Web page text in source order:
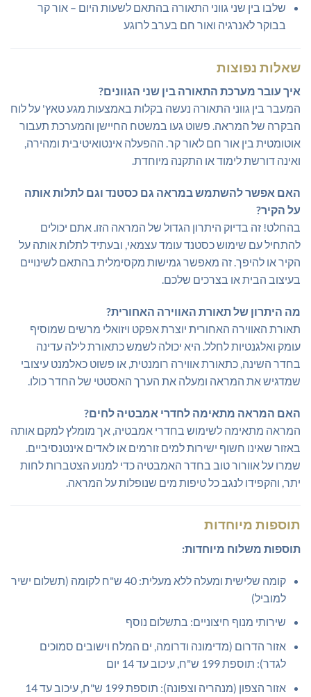
שלבו בין שני גווני התאורה בהתאם לשעות היום – אור קר
בבוקר לאנרגיה ואור חם בערב לרוגע
שאלות נפוצות
איך עובר מערכת התאורה בין שני הגוונים?
המעבר בין גווני התאורה נעשה בקלות באמצעות מגע טאץ' על לוח
הבקרה של המראה. פשוט געו במשטח החיישן והמערכת תעבור
אוטומטית בין אור חם לאור קר. ההפעלה אינטואיטיבית ומהירה,
ואינה דורשת לימוד או התקנה מיוחדת.
האם אפשר להשתמש במראה גם כסטנד וגם לתלות אותה
על הקיר?
בהחלט! זה בדיוק היתרון הגדול של המראה הזו. אתם יכולים
להתחיל עם שימוש כסטנד עומד עצמאי, ובעתיד לתלות אותה על
הקיר או להיפך. זה מאפשר גמישות מקסימלית בהתאם לשינויים
בעיצוב הבית או בצרכים שלכם.
מה היתרון של תאורת האווירה האחורית?
תאורת האווירה האחורית יוצרת אפקט ויזואלי מרשים שמוסיף
עומק ואלגנטיות לחלל. היא יכולה לשמש כתאורת לילה עדינה
בחדר השינה, כתאורת אווירה רומנטית, או פשוט כאלמנט עיצובי
שמדגיש את המראה ומעלה את הערך האסטטי של החדר כולו.
האם המראה מתאימה לחדרי אמבטיה לחים?
המראה מתאימה לשימוש בחדרי אמבטיה, אך מומלץ למקם אותה
באזור שאינו חשוף ישירות למים זורמים או לאדים אינטנסיביים.
שמרו על אוורור טוב בחדר האמבטיה כדי למנוע הצטברות לחות
יתר, והקפידו לנגב כל טיפות מים שנופלות על המראה.
תוספות מיוחדות
תוספות משלוח מיוחדות:
קומה שלישית ומעלה ללא מעלית: 40 ש"ח לקומה (תשלום ישיר
למוביל)
שירותי מנוף חיצוניים: בתשלום נוסף
אזור הדרום (מדימונה ודרומה, ים המלח וישובים סמוכים
לגדר): תוספת 199 ש"ח, עיכוב עד 14 יום
אזור הצפון (מנהריה וצפונה): תוספת 199 ש"ח, עיכוב עד 14